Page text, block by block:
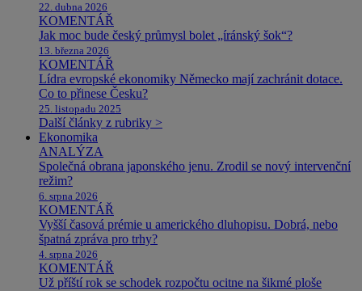
22. dubna 2026
KOMENTÁŘ
Jak moc bude český průmysl bolet „íránský šok“?
13. března 2026
KOMENTÁŘ
Lídra evropské ekonomiky Německo mají zachránit dotace.
Co to přinese Česku?
25. listopadu 2025
Další články z rubriky >
Ekonomika
ANALÝZA
Společná obrana japonského jenu. Zrodil se nový intervenční
režim?
6. srpna 2026
KOMENTÁŘ
Vyšší časová prémie u amerického dluhopisu. Dobrá, nebo
špatná zpráva pro trhy?
4. srpna 2026
KOMENTÁŘ
Už příští rok se schodek rozpočtu ocitne na šikmé ploše